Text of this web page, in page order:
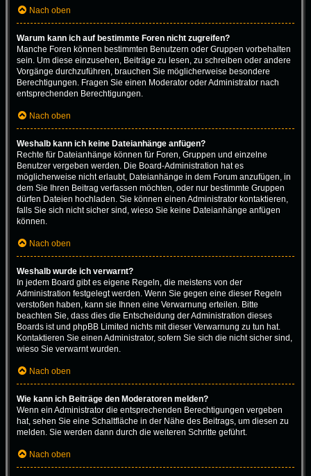
Nach oben
Warum kann ich auf bestimmte Foren nicht zugreifen?
Manche Foren können bestimmten Benutzern oder Gruppen vorbehalten
sein. Um diese einzusehen, Beiträge zu lesen, zu schreiben oder andere
Vorgänge durchzuführen, brauchen Sie möglicherweise besondere
Berechtigungen. Fragen Sie einen Moderator oder Administrator nach
entsprechenden Berechtigungen.
Nach oben
Weshalb kann ich keine Dateianhänge anfügen?
Rechte für Dateianhänge können für Foren, Gruppen und einzelne
Benutzer vergeben werden. Die Board-Administration hat es
möglicherweise nicht erlaubt, Dateianhänge in dem Forum anzufügen, in
dem Sie Ihren Beitrag verfassen möchten, oder nur bestimmte Gruppen
dürfen Dateien hochladen. Sie können einen Administrator kontaktieren,
falls Sie sich nicht sicher sind, wieso Sie keine Dateianhänge anfügen
können.
Nach oben
Weshalb wurde ich verwarnt?
In jedem Board gibt es eigene Regeln, die meistens von der
Administration festgelegt werden. Wenn Sie gegen eine dieser Regeln
verstoßen haben, kann sie Ihnen eine Verwarnung erteilen. Bitte
beachten Sie, dass dies die Entscheidung der Administration dieses
Boards ist und phpBB Limited nichts mit dieser Verwarnung zu tun hat.
Kontaktieren Sie einen Administrator, sofern Sie sich die nicht sicher sind,
wieso Sie verwarnt wurden.
Nach oben
Wie kann ich Beiträge den Moderatoren melden?
Wenn ein Administrator die entsprechenden Berechtigungen vergeben
hat, sehen Sie eine Schaltfläche in der Nähe des Beitrags, um diesen zu
melden. Sie werden dann durch die weiteren Schritte geführt.
Nach oben